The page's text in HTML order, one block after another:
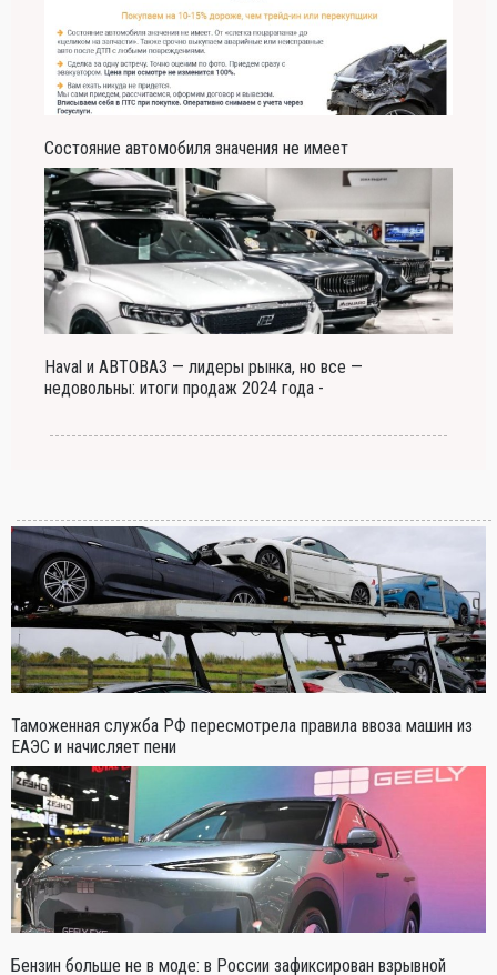
Состояние автомобиля значения не имеет
Haval и АВТОВАЗ — лидеры рынка, но все —
недовольны: итоги продаж 2024 года -
Таможенная служба РФ пересмотрела правила ввоза машин из
ЕАЭС и начисляет пени
Бензин больше не в моде: в России зафиксирован взрывной